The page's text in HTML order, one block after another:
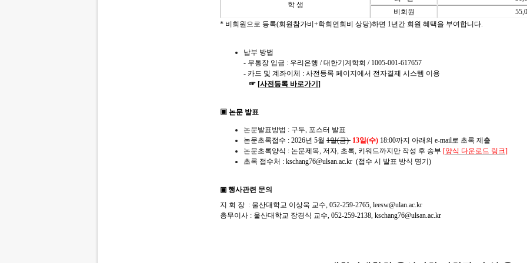
학 생
비회원
* 비회원으로 등록(회원참가비+학회연회비 상당)하면 1년간 회원 혜택을 부여합니다.
납부 방법
- 무통장 입금 : 우리은행 / 대한기계학회 / 1005-001-617657
- 카드 및 계좌이체 : 사전등록 페이지에서 전자결제 시스템 이용
☞ [사전등록 바로가기 ]
▣ 논문 발표
논문발표방법 : 구두, 포스터 발표
논문초록접수 : 2026년 5월 1일(금) 13일(수) 18:00까지 아래의 e-mail로 초록 제출
논문초록양식 : 논문제목, 저자, 초록, 키워드까지만 작성 후 송부 [양식 다운로드 링크]
초록 접수처 : kschang76@ulsan.ac.kr (접수 시 발표 방식 명기)
▣ 행사관련 문의
지 회 장 : 울산대학교 이상욱 교수, 052-259-2765, leesw@ulan.ac.kr
총무이사 : 울산대학교 장경식 교수, 052-259-2138, kschang76@ulsan.ac.kr